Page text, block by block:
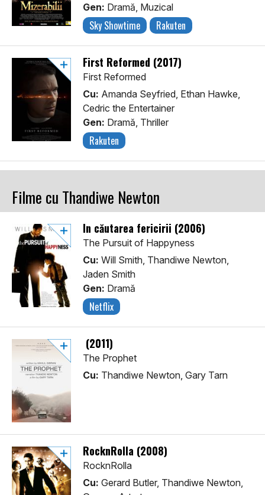
Gen: Dramă, Muzical
Sky Showtime Rakuten
First Reformed (2017)
First Reformed
Cu: Amanda Seyfried, Ethan Hawke,
Cedric the Entertainer
Gen: Dramă, Thriller
Rakuten
Filme cu Thandiwe Newton
În căutarea fericirii (2006)
The Pursuit of Happyness
Cu: Will Smith, Thandiwe Newton,
Jaden Smith
Gen: Dramă
Netflix
(2011)
The Prophet
Cu: Thandiwe Newton, Gary Tarn
RocknRolla (2008)
RocknRolla
Cu: Gerard Butler, Thandiwe Newton,